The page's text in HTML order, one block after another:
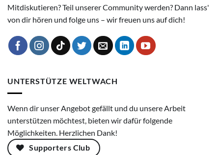
Mitdiskutieren? Teil unserer Community werden? Dann lass'
von dir hören und folge uns – wir freuen uns auf dich!
UNTERSTÜTZE WELTWACH
Wenn dir unser Angebot gefällt und du unsere Arbeit
unterstützen möchtest, bieten wir dafür folgende
Möglichkeiten. Herzlichen Dank!
Supporters Club